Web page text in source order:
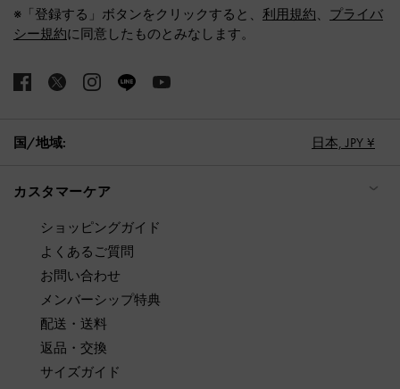
※「登録する」ボタンをクリックすると、 利用規約、 プライバ
シー規約に同意したものとみなします。
国/地域: 日本, JPY ¥
カスタマーケア
ショッピングガイド
よくあるご質問
お問い合わせ
メンバーシップ特典
配送・送料
返品・交換
サイズガイド